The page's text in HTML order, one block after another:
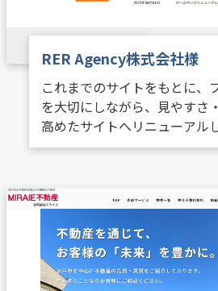
RER Agency株式会社様
これまでのサイトをもとに、
を大切にしながら、見やすさ
高めたサイトへリニューアル